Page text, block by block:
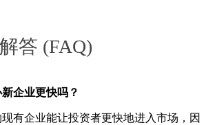
答 (FAQ)
企业更快吗？
有企业能让投资者更快地进入市场，因